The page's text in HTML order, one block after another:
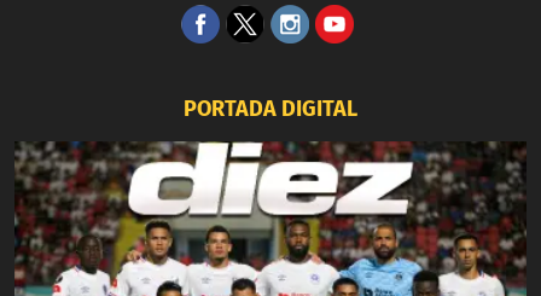
PORTADA DIGITAL